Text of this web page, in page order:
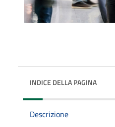
INDICE DELLA PAGINA
Descrizione